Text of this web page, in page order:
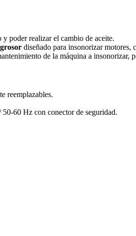
poder realizar el cambio de aceite.
diseñado para insonorizar motores,
de la máquina a insonorizar,
reemplazables.
60 Hz con conector de seguridad.